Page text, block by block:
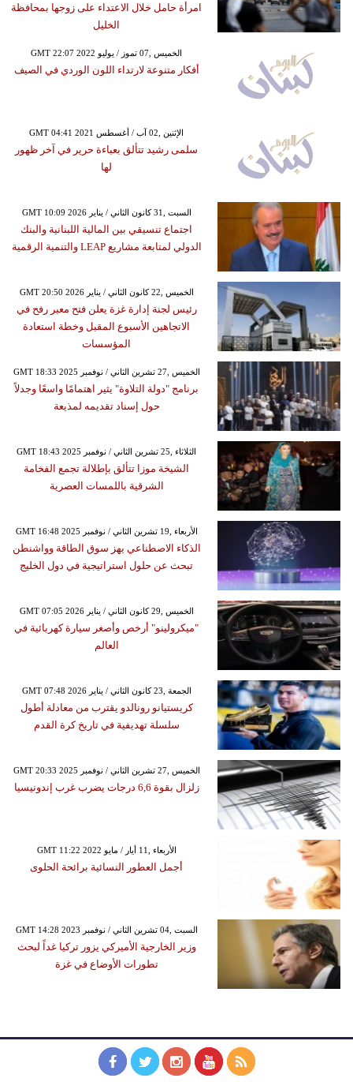
امرأة حامل خلال الاعتداء على زوجها بمحافظة
الخليل
GMT 22:07 2022 الخميس ,07 تموز / يوليو
أفكار متنوعة لارتداء اللون الوردي في الصيف
GMT 04:41 2021 الإثنين ,02 آب / أغسطس
سلمى رشيد تتألق بعباءة حرير في آخر ظهور
لها
GMT 10:09 2026 السبت ,31 كانون الثاني / يناير
اجتماع تنسيقي بين المالية اللبنانية والبنك
الدولي لمتابعة مشاريع LEAP والتنمية الرقمية
GMT 20:50 2026 الخميس ,22 كانون الثاني / يناير
رئيس لجنة إدارة غزة يعلن فتح معبر رفح في
الاتجاهين الأسبوع المقبل وخطة استعادة
المؤسسات
GMT 18:33 2025 الخميس ,27 تشرين الثاني / نوفمبر
برنامج "دولة التلاوة" يثير اهتمامًا واسعًا وجدلاً
حول إسناد تقديمه لمذيعة
GMT 18:43 2025 الثلاثاء ,25 تشرين الثاني / نوفمبر
الشيخة موزا تتألق بإطلالة تجمع الفخامة
الشرقية باللمسات العصرية
GMT 16:48 2025 الأربعاء ,19 تشرين الثاني / نوفمبر
الذكاء الاصطناعي يهز سوق الطاقة وواشنطن
تبحث عن حلول استراتيجية في دول الخليج
GMT 07:05 2026 الخميس ,29 كانون الثاني / يناير
"ميكرولينو" أرخص وأصغر سيارة كهربائية في
العالم
GMT 07:48 2026 الجمعة ,23 كانون الثاني / يناير
كريستيانو رونالدو يقترب من معادلة أطول
سلسلة تهديفية في تاريخ كرة القدم
GMT 20:33 2025 الخميس ,27 تشرين الثاني / نوفمبر
زلزال بقوة 6,6 درجات يضرب غرب إندونيسيا
GMT 11:22 2022 الأربعاء ,11 أيار / مايو
أجمل العطور النسائية برائحة الحلوى
GMT 14:28 2023 السبت ,04 تشرين الثاني / نوفمبر
وزير الخارجية الأميركي يزور تركيا غداً لبحث
تطورات الأوضاع في غزة